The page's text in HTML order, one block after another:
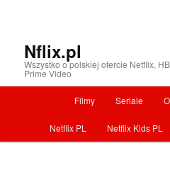
Nflix.pl
Wszystko o polskiej ofercie Netflix,
Prime Video
Menu główne
Przeskocz do tekstuSeriale
Filmy
Netflix Kids PL
Netflix PL